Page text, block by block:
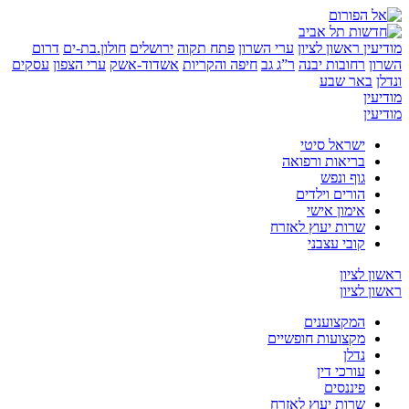
ראשון לציון ערי השרון פתח תקוה ירושלים חולון.בת-ים דרום
רחובות יבנה ר”ג גב חיפה והקריות אשדוד-אשק ערי הצפון עסקים
באר שבע
ישראל סיטי
בריאות ורפואה
גוף ונפש
הורים וילדים
אימון אישי
שרות יעוץ לאזרח
קובי עצבני
לציון
לציון
המקצוענים
מקצועות חופשיים
עורכי דין
פיננסים
שרות יעוץ לאזרח